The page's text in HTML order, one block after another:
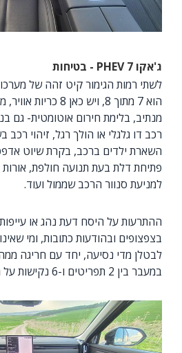
ג'אקו 7 PHEV - בטיחות
לשתי רמות הגימור קיט זהה של
הוא 7 מתוך 8, ויש
מנתיב, בלימת חירום אוטומטית- גם
רכב דו גלגלי או הולך רגל, זיהוי
השארת ילדים ברכב, בקרת שיוט
פתיחת דלת בעת תנועה חולפת, אורות
למניעת סנוור הרכב שממול ועוד.
ההתרעות על היסח דעת נהג או עייפות
בצפצופים ובהודעות כתובות, ומי
לבטלן מדי נסיעה, יחד עם חריגה
במעבר בין 2 תפריטים ו-6 נקישות על המסך.